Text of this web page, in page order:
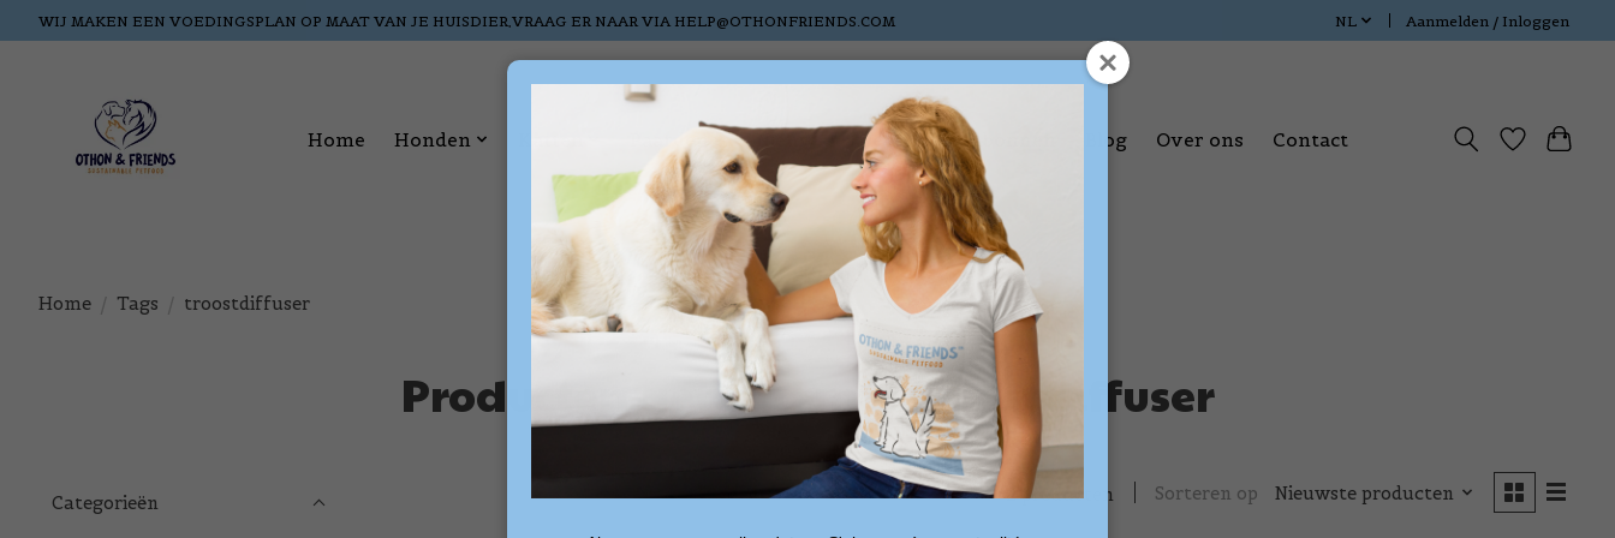
WIJ MAKEN EEN VOEDINGSPLAN OP MAAT VAN JE HUISDIER,VRAAG ER NAAR VIA HELP@OTHONFRIENDS.COM NL Aanmelden / Inloggen
Home Honden Nieuw Sale Cadeaubonnen Blog Over ons Contact
Home Tags troostdiffuser
Producten getagd met troostdiffuser
Categorieën 2 producten Sorteren op Nieuwste producten